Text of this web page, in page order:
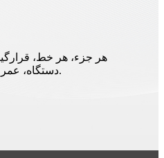
هر جزء، هر خط،
دستگاه، عمر دستگاه را طولانی‌تر می‌کند.